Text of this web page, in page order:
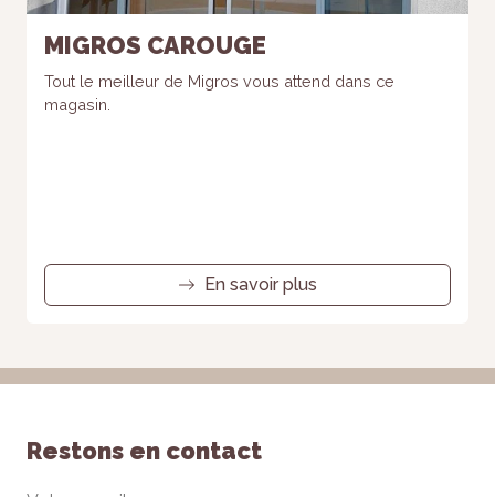
MIGROS CAROUGE
Tout le meilleur de Migros vous attend dans ce
magasin.
En savoir plus
Restons en contact